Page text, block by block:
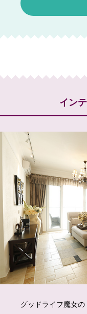
イン
グッドライフ魔女